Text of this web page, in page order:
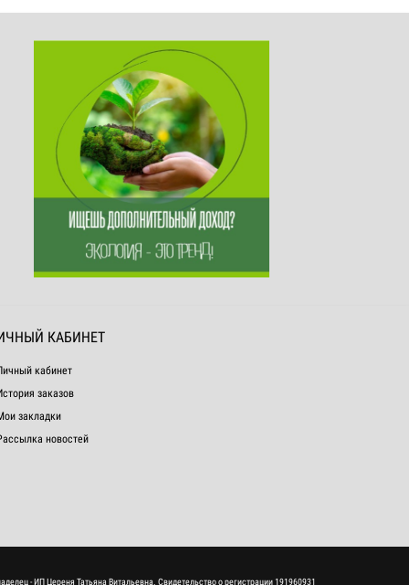
КАБИНЕТ
кабинет
заказов
закладки
новостей
- ИП Цереня Татьяна Витальевна. Свидетельство о регистрации 191960931